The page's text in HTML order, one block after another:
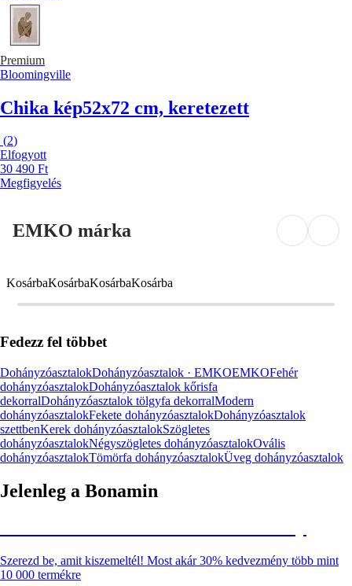
Premium
Bloomingville
Chika kép52x72 cm, keretezett
(2)
Elfogyott
30 490 Ft
Megfigyelés
EMKO márka
KosárbaKosárbaKosárbaKosárba
Fedezz fel többet
DohányzóasztalokDohányzóasztalok · EMKOEMKOFehér
dohányzóasztalokDohányzóasztalok kőrisfa
dekorralDohányzóasztalok tölgyfa dekorralModern
dohányzóasztalokFekete dohányzóasztalokDohányzóasztalok
szettbenKerek dohányzóasztalokSzögletes
dohányzóasztalokNégyszögletes dohányzóasztalokOvális
dohányzóasztalokTömörfa dohányzóasztalokÜveg dohányzóasztalok
Jelenleg a Bonamin
Szerezd be, amit kiszemeltél! Most akár 30% kedvezmény több mint
10 000 termékre